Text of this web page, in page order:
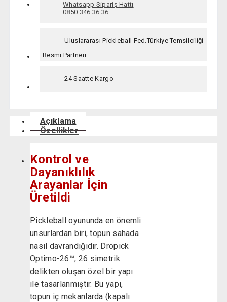
Whatsapp Sipariş Hattı
0850 346 36 36
Uluslararası Pickleball Fed.Türkiye Temsilciliği
Resmi Partneri
24 Saatte Kargo
Açıklama
Özellikler
Kontrol ve
Dayanıklılık
Arayanlar İçin
Üretildi
Pickleball oyununda en önemli
unsurlardan biri, topun sahada
nasıl davrandığıdır. Dropick
Optimo-26™, 26 simetrik
delikten oluşan özel bir yapı
ile tasarlanmıştır. Bu yapı,
topun iç mekanlarda (kapalı